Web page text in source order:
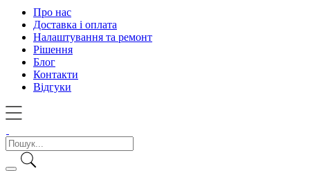
Про нас
Доставка і оплата
Налаштування та ремонт
Рішення
Блог
Контакти
Відгуки